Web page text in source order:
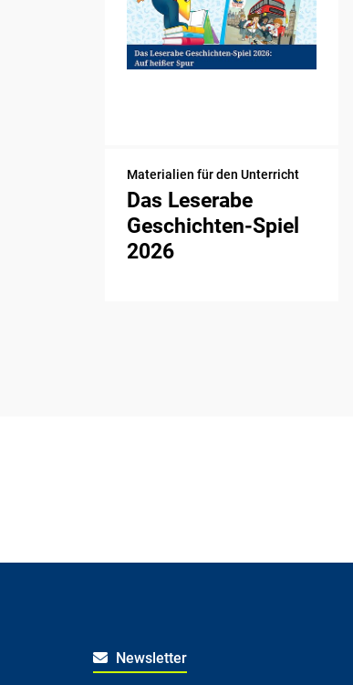
Materialien für den Unterricht
Das Leserabe
Geschichten-Spiel
2026
Newsletter